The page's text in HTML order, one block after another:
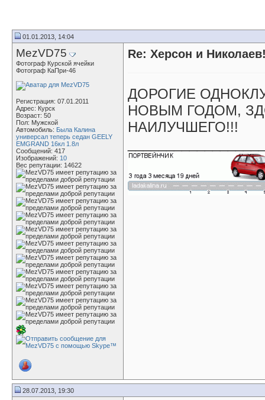
01.01.2013, 14:04
MezVD75
Фотограф Курской ячейки
Фотограф КаПри-46
Регистрация: 07.01.2011
Адрес: Курск
Возраст: 50
Пол: Мужской
Автомобиль: Была Калина
универсал теперь седан GEELY
EMGRAND 16кл 1.8л
Сообщений: 417
Изображений: 10
Вес репутации: 14622
Re: Херсон и
ДОРОГИЕ
НОВЫМ ГОДОМ,
НАИЛУЧШЕГО!!!
28.07.2013, 19:30